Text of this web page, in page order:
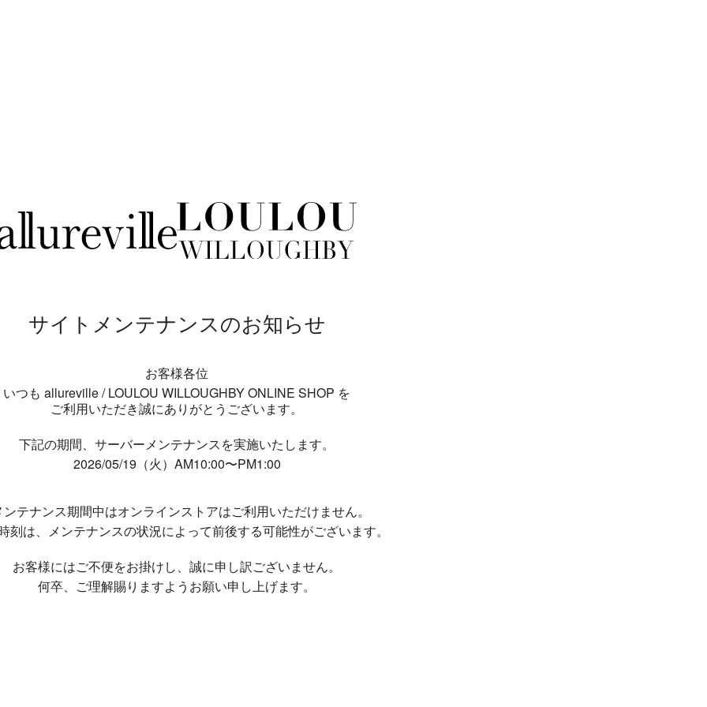
サイトメンテナンスのお知らせ
お客様各位
いつも allureville / LOULOU WILLOUGHBY ONLINE SHOP を
ご利用いただき誠にありがとうございます。
下記の期間、サーバーメンテナンスを実施いたします。
2026/05/19（火）AM10:00〜PM1:00
ンテナンス期間中はオンラインストアはご利用いただけません。
刻は、メンテナンスの状況によって前後する可能性がございます。
お客様にはご不便をお掛けし、 誠に申し訳ございません。
何卒、ご理解賜りますようお願い申し上げます。